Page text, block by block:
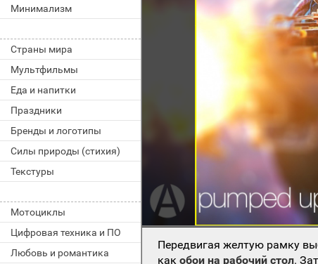
Минимализм
Страны мира
Мультфильмы
Еда и напитки
Праздники
Бренды и логотипы
Силы природы (стихия)
Текстуры
Мотоциклы
Цифровая техника и ПО
Любовь и романтика
Передвигая желтую рамку
какобои на рабочий стол.